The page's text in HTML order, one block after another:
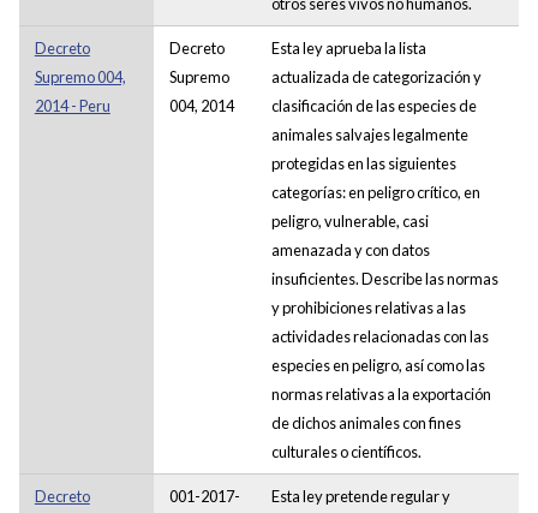
Decreto
Supremo 004,
2014 - Peru
Decreto
Supremo
004, 2014
Esta ley aprueba la lista
actualizada de categorización y
clasificación de las especies de
animales salvajes legalmente
protegidas en las siguientes
categorías: en peligro crítico, en
peligro, vulnerable, casi
amenazada y con datos
insuficientes. Describe las normas
y prohibiciones relativas a las
actividades relacionadas con las
especies en peligro, así como las
normas relativas a la exportación
de dichos animales con fines
culturales o científicos.
Decreto
001-2017-
Esta ley pretende regular y